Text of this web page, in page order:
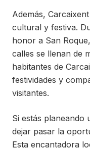
Además,
cultural y festiva.
honor a San
calles se llenan de
habitantes de
festividades y
visitantes.
Si estás planeando
dejar pasar la
Esta encantadora